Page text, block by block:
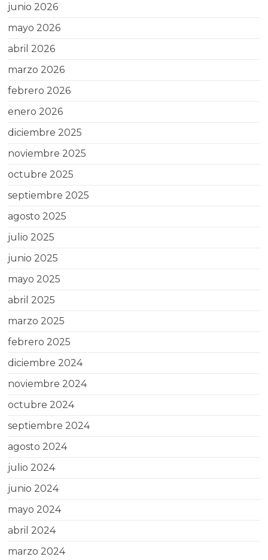
junio 2026
mayo 2026
abril 2026
marzo 2026
febrero 2026
enero 2026
diciembre 2025
noviembre 2025
octubre 2025
septiembre 2025
agosto 2025
julio 2025
junio 2025
mayo 2025
abril 2025
marzo 2025
febrero 2025
diciembre 2024
noviembre 2024
octubre 2024
septiembre 2024
agosto 2024
julio 2024
junio 2024
mayo 2024
abril 2024
marzo 2024